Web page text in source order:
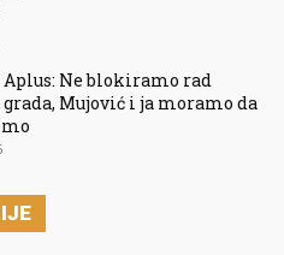
Aplus: Ne blokiramo rad
grada, Mujović i ja moramo da